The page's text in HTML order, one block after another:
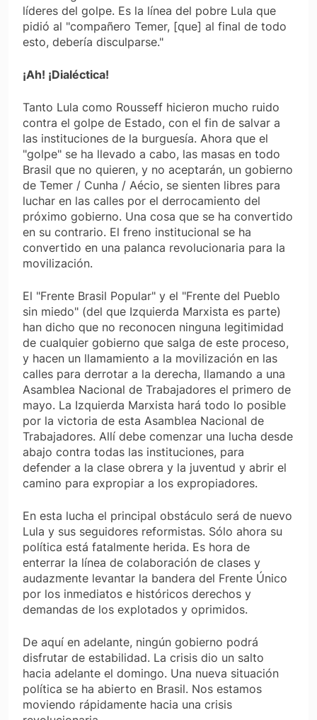
líderes del golpe. Es la línea del pobre Lula que
pidió al "compañero Temer, [que] al final de todo
esto, debería disculparse."
¡Ah! ¡Dialéctica!
Tanto Lula como Rousseff hicieron mucho ruido
contra el golpe de Estado, con el fin de salvar a
las instituciones de la burguesía. Ahora que el
"golpe" se ha llevado a cabo, las masas en todo
Brasil que no quieren, y no aceptarán, un gobierno
de Temer / Cunha / Aécio, se sienten libres para
luchar en las calles por el derrocamiento del
próximo gobierno. Una cosa que se ha convertido
en su contrario. El freno institucional se ha
convertido en una palanca revolucionaria para la
movilización.
El "Frente Brasil Popular" y el "Frente del Pueblo
sin miedo" (del que Izquierda Marxista es parte)
han dicho que no reconocen ninguna legitimidad
de cualquier gobierno que salga de este proceso,
y hacen un llamamiento a la movilización en las
calles para derrotar a la derecha, llamando a una
Asamblea Nacional de Trabajadores el primero de
mayo. La Izquierda Marxista hará todo lo posible
por la victoria de esta Asamblea Nacional de
Trabajadores. Allí debe comenzar una lucha desde
abajo contra todas las instituciones, para
defender a la clase obrera y la juventud y abrir el
camino para expropiar a los expropiadores.
En esta lucha el principal obstáculo será de nuevo
Lula y sus seguidores reformistas. Sólo ahora su
política está fatalmente herida. Es hora de
enterrar la línea de colaboración de clases y
audazmente levantar la bandera del Frente Único
por los inmediatos e históricos derechos y
demandas de los explotados y oprimidos.
De aquí en adelante, ningún gobierno podrá
disfrutar de estabilidad. La crisis dio un salto
hacia adelante el domingo. Una nueva situación
política se ha abierto en Brasil. Nos estamos
moviendo rápidamente hacia una crisis